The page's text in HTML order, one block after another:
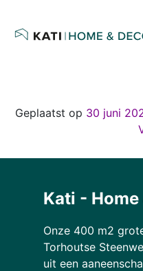
WEBSHOP
Geplaatst op 30 juni
Kati - Home
Onze 400 m2
Torhoutse
uit een